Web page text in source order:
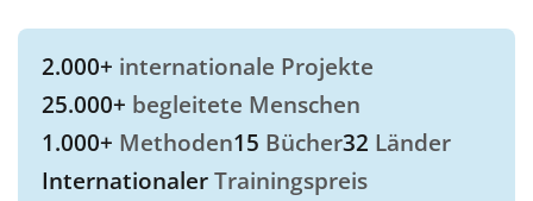
2.000+ internationale Projekte
25.000+ begleitete Menschen
1.000+ Methoden15 Bücher32 Länder
InternationalerTrainingspreis